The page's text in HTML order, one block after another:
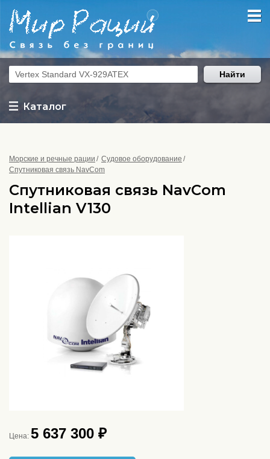
Каталог
Найти
Морские и речные рации
Судовое оборудование
Спутниковая связь NavCom
Спутниковая связь NavCom
Intellian V130
Цена: 5 637 300 ₽